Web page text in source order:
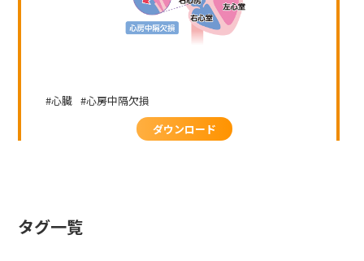
心臓
心房中隔欠損
ダウンロード
タグ一覧